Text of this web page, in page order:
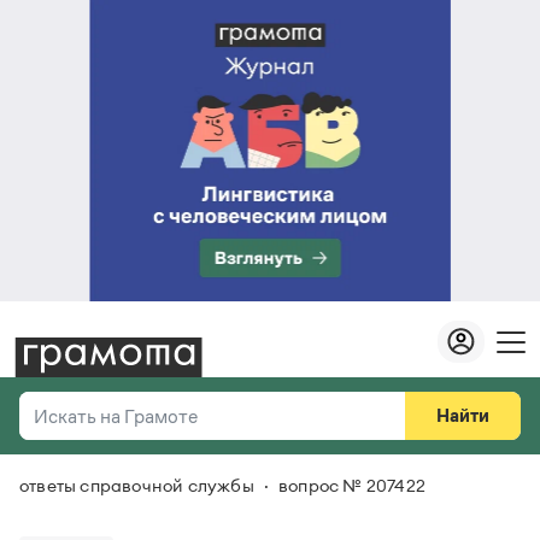
Искать на Грамоте
Справочная служба
Найти
Везде
ответы справочной службы вопрос № 207422